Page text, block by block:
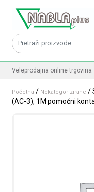
Pretraži:
Veleprodajna online trgovina
Početna / Nekategorizirane /
(AC-3), 1M pomoćni